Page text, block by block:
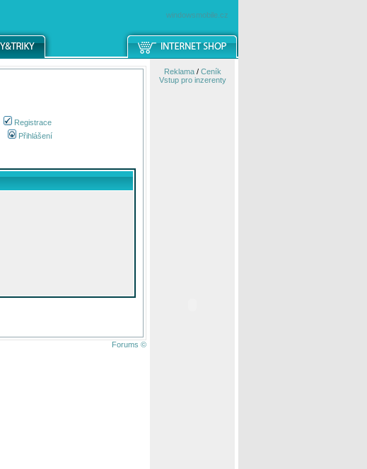
windowsmobile.cz
Registrace
Přihlášení
Forums ©
Reklama/ Ceník
Vstup pro inzerenty